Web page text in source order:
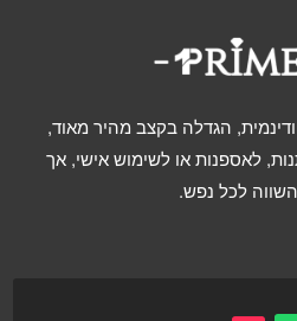
הגדלה בקצב מהיר מאוד,
לאספנות או לשימוש אישי, אך
לכל נפש.